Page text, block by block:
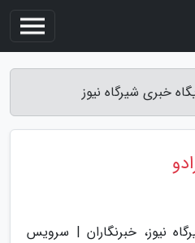
خبری شیرگاه نیوز
نیوز، خبرنگاران | سرویس